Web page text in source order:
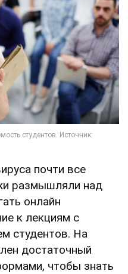
почти все
размышляли над
онлайн
к лекциям с
студентов. На
достаточный
чтобы знать